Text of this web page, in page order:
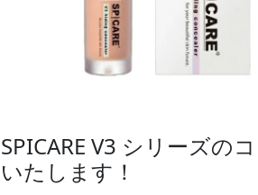
SPICARE V3 シリーズの
いたします！